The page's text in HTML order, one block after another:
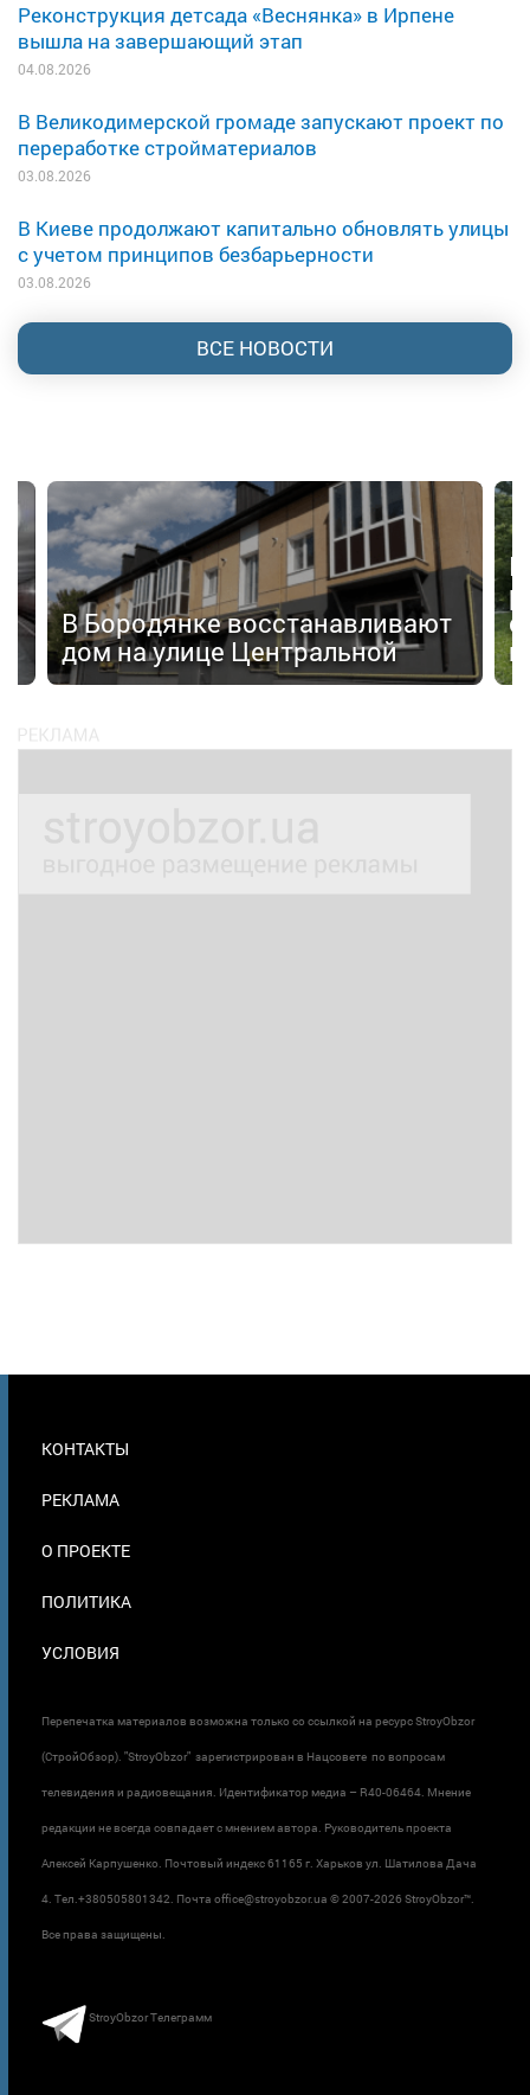
Реконструкция детсада «Веснянка» в Ирпене
вышла на завершающий этап
04.08.2026
В Великодимерской громаде запускают проект по
переработке стройматериалов
03.08.2026
В Киеве продолжают капитально обновлять улицы
с учетом принципов безбарьерности
03.08.2026
ВСЕ НОВОСТИ
В Бородянке восстанавливают
дом на улице Центральной
В
КОНТАКТЫ
РЕКЛАМА
О ПРОЕКТЕ
ПОЛИТИКА
УСЛОВИЯ
Перепечатка материалов возможна только со ссылкой на ресурс StroyObzor
(СтройОбзор). "StroyObzor" зарегистрирован в Нацсовете по вопросам
телевидения и радиовещания. Идентификатор медиа – R40-06464. Мнение
редакции не всегда совпадает с мнением автора. Руководитель проекта
Алексей Карпушенко. Почтовый индекс 61165 г. Харьков ул. Шатилова Дача
4. Тел.+380505801342. Почта office@stroyobzor.ua © 2007-2026 StroyObzor™.
Все права защищены.
StroyObzor Телеграмм